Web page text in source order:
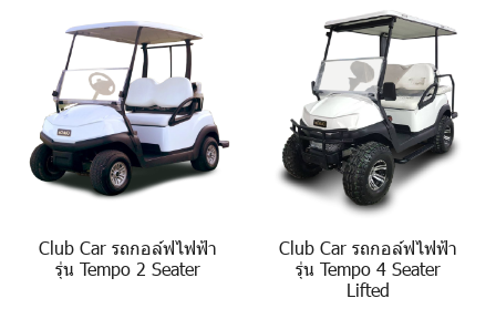
Club Car รถกอล์ฟไฟฟ้า
รุ่น Tempo 2 Seater
Club Car รถกอล์ฟไฟฟ้า
รุ่น Tempo 4 Seater
Lifted